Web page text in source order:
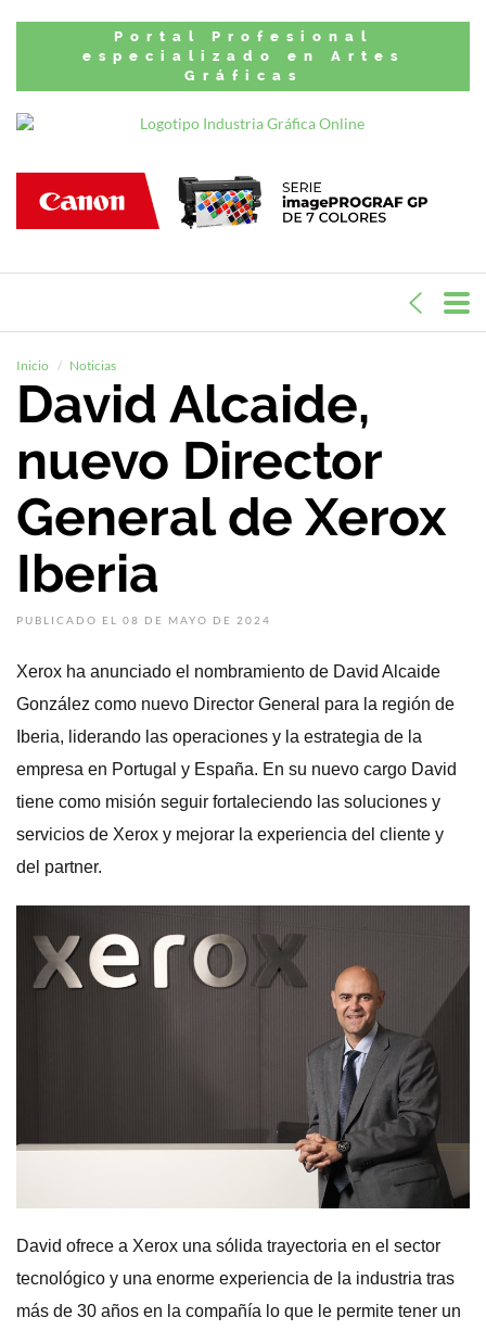
Portal Profesional
especializado en Artes
Gráficas
Inicio Noticias
David Alcaide,
nuevo Director
General de Xerox
Iberia
PUBLICADO EL 08 DE MAYO DE 2024
Xerox ha anunciado el nombramiento de David Alcaide
González como nuevo Director General para la región de
Iberia, liderando las operaciones y la estrategia de la
empresa en Portugal y España. En su nuevo cargo David
tiene como misión seguir fortaleciendo las soluciones y
servicios de Xerox y mejorar la experiencia del cliente y
del partner.
David ofrece a Xerox una sólida trayectoria en el sector
tecnológico y una enorme experiencia de la industria tras
más de 30 años en la compañía lo que le permite tener un